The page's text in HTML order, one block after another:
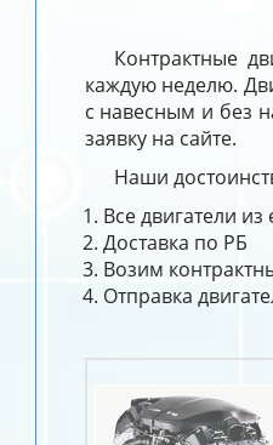
Контрактные
каждую неделю.
с навесным и без
заявку на сайте.
Наши
Все двигатели
Доставка по РБ
Возим
Отправка